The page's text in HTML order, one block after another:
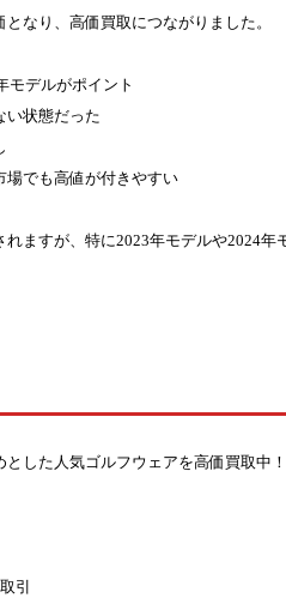
なり、高価買取につながりました。
モデルがポイント
い状態だった
場でも高値が付きやすい
ますが、特に2023年モデルや2024
した人気ゴルフウェアを高価買取中
引